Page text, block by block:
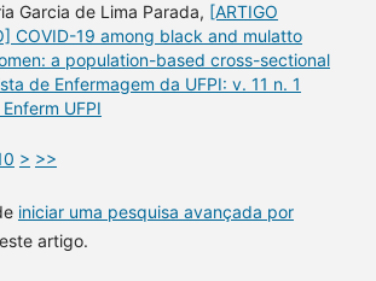
Garcia de Lima Parada, [ARTIGO
COVID-19 among black and mulatto
a population-based cross-sectional
de Enfermagem da UFPI: v. 11 n. 1
UFPI
> >>
iniciar uma pesquisa avançada por
artigo.